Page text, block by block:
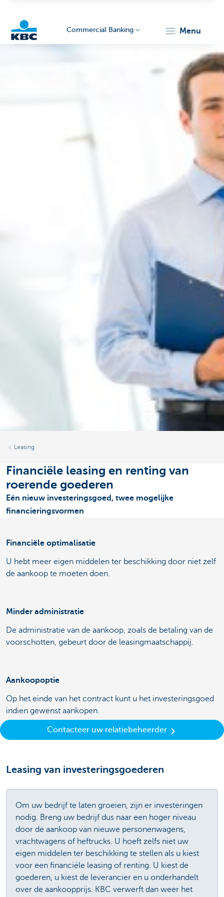
Commercial Banking menu
Leasing
Financiële leasing en renting van
roerende goederen
Eén nieuw investeringsgoed, twee mogelijke
financieringsvormen
Financiële optimalisatie
U hebt meer eigen middelen ter beschikking door niet zelf
de aankoop te moeten doen.
Minder administratie
De administratie van de aankoop, zoals de betaling van de
voorschotten, gebeurt door de leasingmaatschappij.
Aankoopoptie
Op het einde van het contract kunt u het investeringsgoed
indien gewenst aankopen.
Contacteer uw relatiebeheerder
Leasing van investeringsgoederen
Om uw bedrijf te laten groeien, zijn er investeringen
nodig. Breng uw bedrijf dus naar een hoger niveau
door de aankoop van nieuwe personenwagens,
vrachtwagens of heftrucks. U hoeft zelfs niet uw
eigen middelen ter beschikking te stellen als u kiest
voor een financiële leasing of renting. U kiest de
goederen, u kiest de leverancier en u onderhandelt
over de aankoopprijs. KBC verwerft dan weer het